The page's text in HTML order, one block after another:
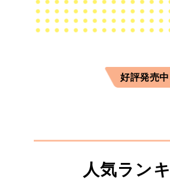
心も前向きに
好評発売中
人気ラン